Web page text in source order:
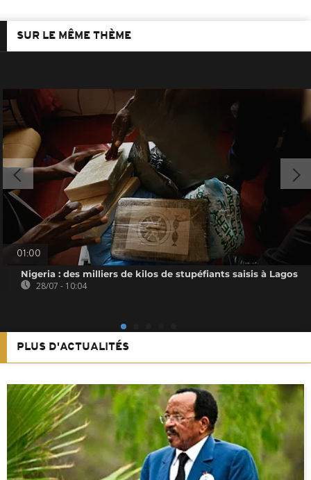
SUR LE MÊME THÈME
01:00
Nigeria : des milliers de kilos de stupéfiants saisis à Lagos
28/07 - 10:04
PLUS D'ACTUALITÉS